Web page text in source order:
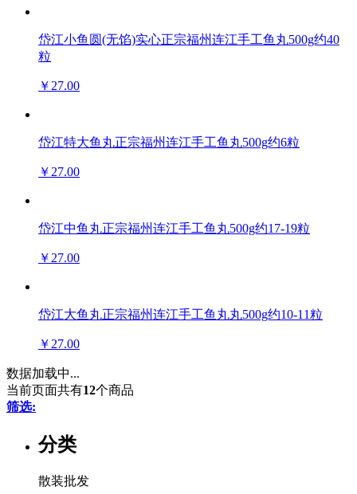
岱江小鱼圆(无馅)实心正宗福州连江手工鱼丸500g约40
粒
￥27.00
岱江特大鱼丸正宗福州连江手工鱼丸500g约6粒
￥27.00
岱江中鱼丸正宗福州连江手工鱼丸500g约17-19粒
￥27.00
岱江大鱼丸正宗福州连江手工鱼丸丸500g约10-11粒
￥27.00
数据加载中...
当前页面共有12个商品
筛选:
分类
散装批发